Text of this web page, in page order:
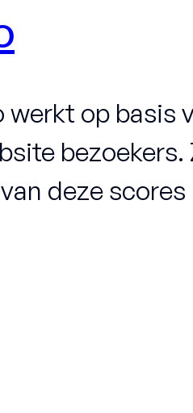
werkt op basis
deze